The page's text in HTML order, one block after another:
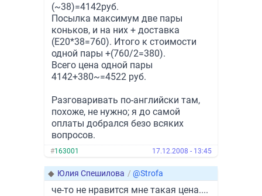
(~38)=4142руб.
Посылка максимум две пары
коньков, и на них + доставка
(E20*38=760). Итого к стоимости
одной пары +(760/2=380).
Всего цена одной пары
4142+380~=4522 руб.
Разговаривать по-английски там,
похоже, не нужно; я до самой
оплаты добрался безо всяких
вопросов.
#163001 17.12.2008 - 13:45
◆ Юлия Спешилова / @Strofa
че-то не нравится мне такая цена....